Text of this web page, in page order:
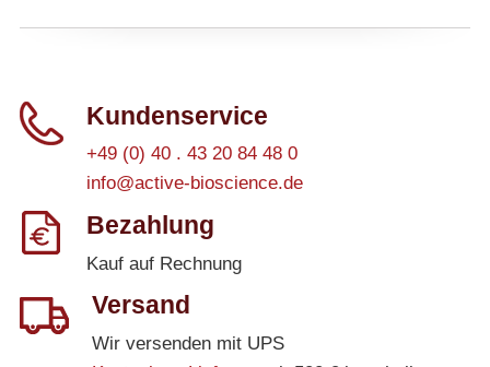
Kundenservice
+49 (0) 40 . 43 20 84 48 0
info@active-bioscience.de
Bezahlung
Kauf auf Rechnung
Versand
Wir versenden mit UPS